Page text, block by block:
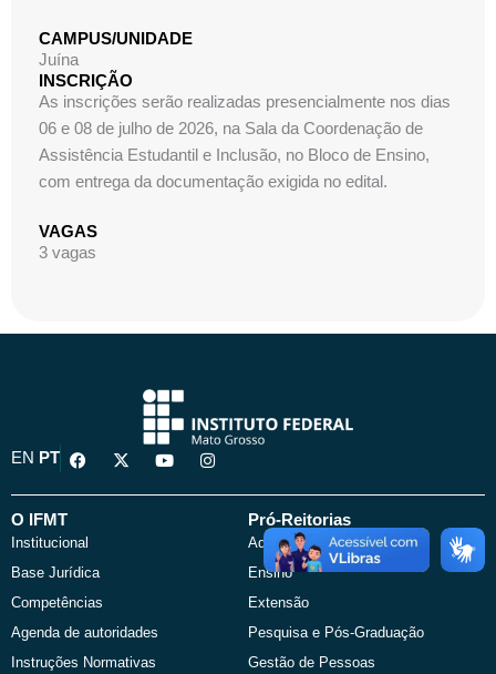
CAMPUS/UNIDADE
Juína
INSCRIÇÃO
As inscrições serão realizadas presencialmente nos dias
06 e 08 de julho de 2026, na Sala da Coordenação de
Assistência Estudantil e Inclusão, no Bloco de Ensino,
com entrega da documentação exigida no edital.
VAGAS
3 vagas
EN PT
F
a
e
o
k
X
-
w
Y
o
t
I
n
t
O IFMT
Institucional
Base Jurídica
Competências
Agenda de autoridades
Instruções Normativas
Pró-Reitorias
Administração
Ensino
Extensão
Pesquisa e Pós-Graduação
Gestão de Pessoas